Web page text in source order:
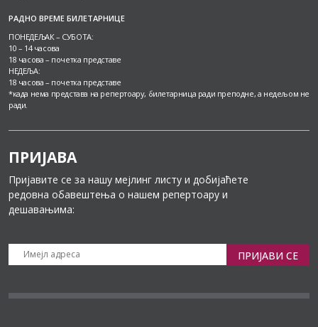
РАДНО ВРЕМЕ БИЛЕТАРНИЦЕ
ПОНЕДЕЉАК – СУБОТА:
10 – 14 часова
18 часова – почетка представе
НЕДЕЉА:
18 часова – почетка представе
*када нема представа на репертоару, билетарница ради преподне, а недељом не
ради.
ПРИЈАВА
Пријавите се за нашу мејлинг листу и добијаћете
редовна обавештења о нашем репертоару и
дешавањима:
ПРИЈАВИ СЕ